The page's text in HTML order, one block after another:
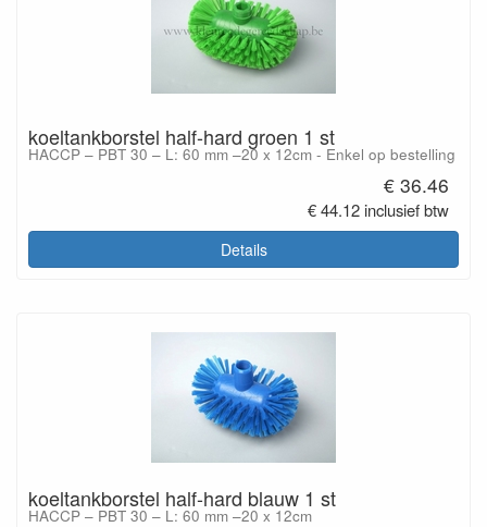
koeltankborstel half-hard groen 1 st
HACCP – PBT 30 – L: 60 mm –20 x 12cm - Enkel op bestelling
€ 36.46
€ 44.12 inclusief btw
Details
koeltankborstel half-hard blauw 1 st
HACCP – PBT 30 – L: 60 mm –20 x 12cm